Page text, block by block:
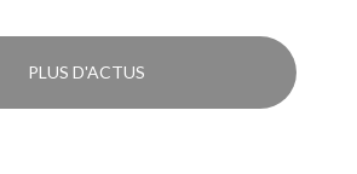
PLUS D'ACTUS